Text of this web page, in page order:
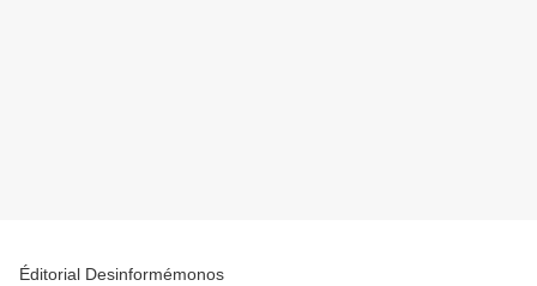
Éditorial Desinformémonos